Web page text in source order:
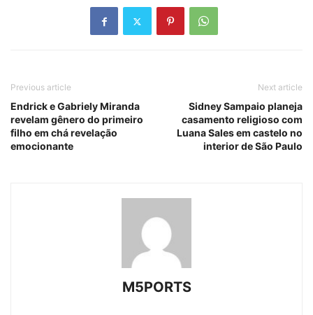
Previous article
Endrick e Gabriely Miranda
revelam gênero do primeiro
filho em chá revelação
emocionante
Next article
Sidney Sampaio planeja
casamento religioso com
Luana Sales em castelo no
interior de São Paulo
M5PORTS